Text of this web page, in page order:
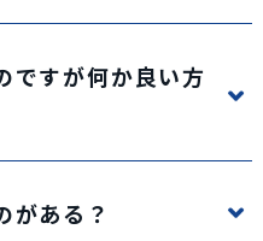
ですが何か良い方
がある？